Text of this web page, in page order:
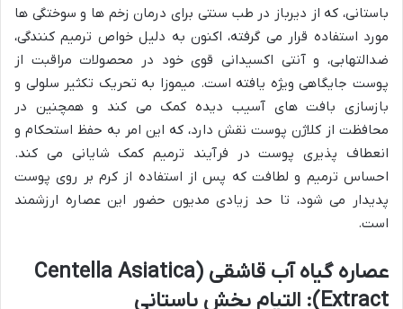
باستانی، که از دیرباز در طب سنتی برای درمان زخم ها و سوختگی ها
مورد استفاده قرار می گرفته، اکنون به دلیل خواص ترمیم کنندگی،
ضدالتهابی، و آنتی اکسیدانی قوی خود در محصولات مراقبت از
پوست جایگاهی ویژه یافته است. میموزا به تحریک تکثیر سلولی و
بازسازی بافت های آسیب دیده کمک می کند و همچنین در
محافظت از کلاژن پوست نقش دارد، که این امر به حفظ استحکام و
انعطاف پذیری پوست در فرآیند ترمیم کمک شایانی می کند.
احساس ترمیم و لطافت که پس از استفاده از کرم بر روی پوست
پدیدار می شود، تا حد زیادی مدیون حضور این عصاره ارزشمند
است.
عصاره گیاه آب قاشقی (Centella Asiatica
Extract): التیام بخش باستانی